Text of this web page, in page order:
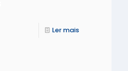
Ler mais